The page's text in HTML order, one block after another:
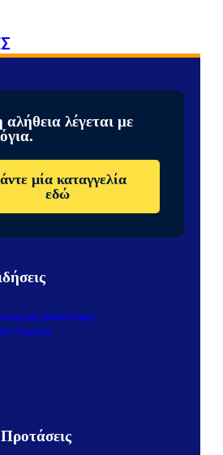
αλήθεια λέγεται με
μία καταγγελία
εδώ
Δυτικής Μακεδονίας
/ Εορδαία